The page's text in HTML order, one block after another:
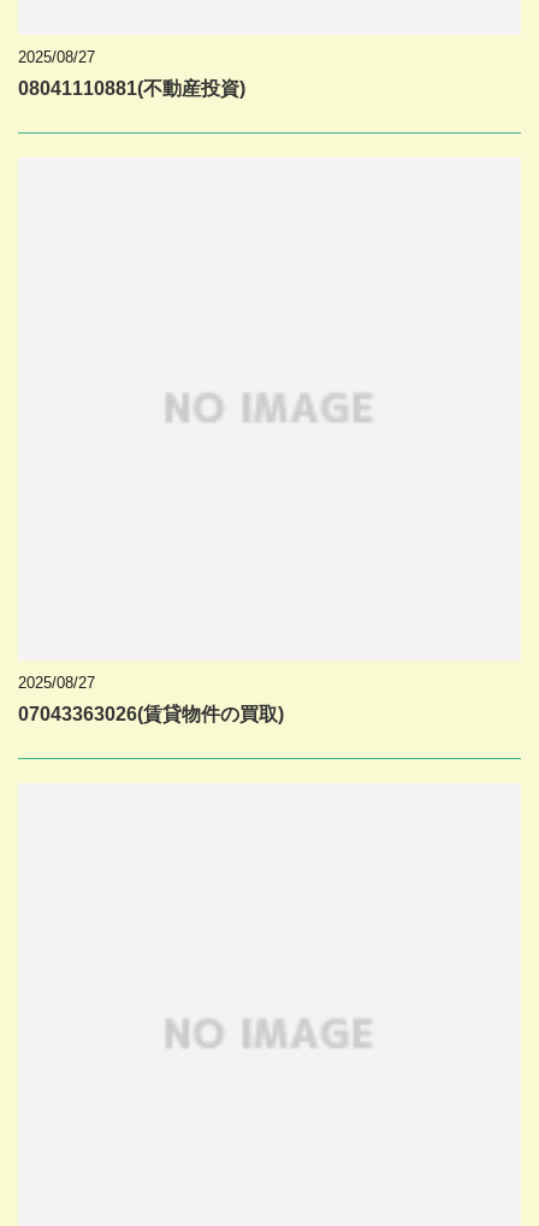
2025/08/27
08041110881(不動産投資)
2025/08/27
07043363026(賃貸物件の買取)